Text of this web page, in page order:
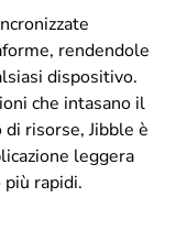
rendendole
dispositivo.
che intasano il
risorse, Jibble è
leggera
rapidi.